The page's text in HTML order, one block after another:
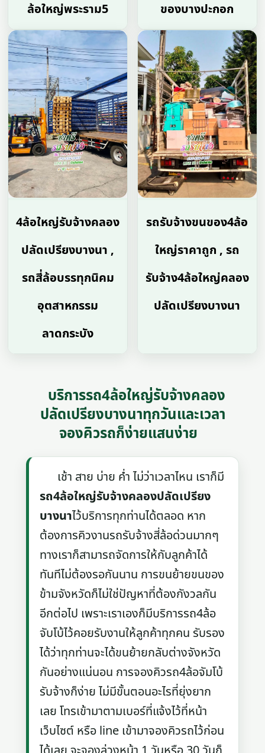
ล้อใหญ่พระราม5
ของบางปะกอก
4ล้อใหญ่รับจ้างคลอง
ปลัดเปรียงบางนา ,
รถสี่ล้อบรรทุกนิคม
อุตสาหกรรม
ลาดกระบัง
รถรับจ้างขนของ4ล้อ
ใหญ่ราคาถูก , รถ
รับจ้าง4ล้อใหญ่คลอง
ปลัดเปรียงบางนา
บริการรถ4ล้อใหญ่รับจ้างคลอง
ปลัดเปรียงบางนาทุกวันและเวลา
จองคิวรถก็ง่ายแสนง่าย
เช้า สาย บ่าย ค่ำ ไม่ว่าเวลาไหน เราก็มี
รถ4ล้อใหญ่รับจ้างคลองปลัดเปรียง
บางนาไว้บริการทุกท่านได้ตลอด หาก
ต้องการคิวงานรถรับจ้างสี่ล้อด่วนมากๆ
ทางเราก็สามารถจัดการให้กับลูกค้าได้
ทันทีไม่ต้องรอกันนาน การขนย้ายขนของ
ข้ามจังหวัดก็ไม่ใช่ปัญหาที่ต้องกังวลกัน
อีกต่อไป เพราะเราเองก็มีบริการรถ4ล้อ
จับโบ้ไว้คอยรับงานให้ลูกค้าทุกคน รับรอง
ได้ว่าทุกท่านจะได้ขนย้ายกลับต่างจังหวัด
กันอย่างแน่นอน การจองคิวรถ4ล้อจัมโบ้
รับจ้างก็ง่าย ไม่มีขั้นตอนอะไรที่ยุ่งยาก
เลย โทรเข้ามาตามเบอร์ที่แจ้งไว้ที่หน้า
เว็บไซต์ หรือ line เข้ามาจองคิวรถไว้ก่อน